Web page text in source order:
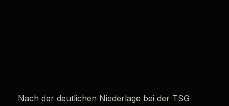
Nach der deutlichen Niederlage bei der TSG